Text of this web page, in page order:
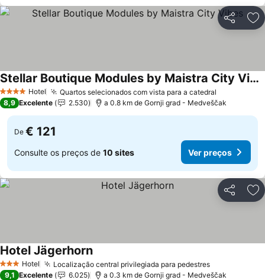
Partilhar
4 EstrelasHotel Quartos selecionados com vista para a catedral
Stellar Boutique Modules by Maistra City Vibes
8,9 Excelente 2.530 a 0.8 km de Gornji grad - Medveščak
De € 121
Consulte os preços de 10 sites Ver preços
Partilhar
3 EstrelasHotel Localização central privilegiada para pedestres
Hotel Jägerhorn
9,1 Excelente 6.025 a 0.3 km de Gornji grad - Medveščak